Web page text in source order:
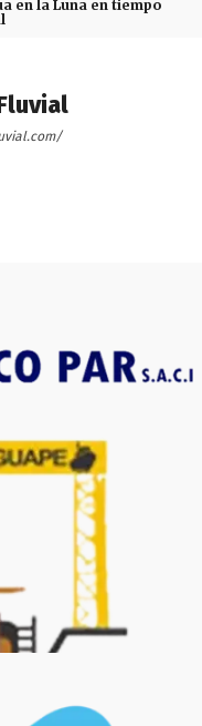
en la Luna en tiempo